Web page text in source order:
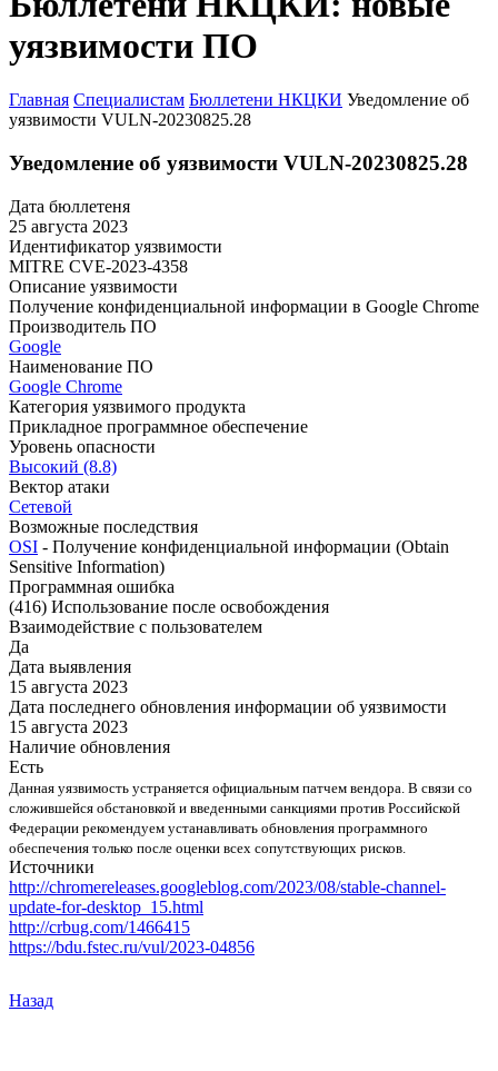
уязвимости ПО
Главная Специалистам Бюллетени НКЦКИ Уведомление об
уязвимости VULN-20230825.28
Уведомление об уязвимости VULN-20230825.28
Дата бюллетеня
25 августа 2023
Идентификатор уязвимости
MITRE CVE-2023-4358
Описание уязвимости
Получение конфиденциальной информации в Google Chrome
Производитель ПО
Google
Наименование ПО
Google Chrome
Категория уязвимого продукта
Прикладное программное обеспечение
Уровень опасности
Высокий (8.8)
Вектор атаки
Сетевой
Возможные последствия
OSI - Получение конфиденциальной информации (Obtain
Sensitive Information)
Программная ошибка
(416) Использование после освобождения
Взаимодействие с пользователем
Да
Дата выявления
15 августа 2023
Дата последнего обновления информации об уязвимости
15 августа 2023
Наличие обновления
Есть
Данная уязвимость устраняется официальным патчем вендора. В связи со
сложившейся обстановкой и введенными санкциями против Российской
Федерации рекомендуем устанавливать обновления программного
обеспечения только после оценки всех сопутствующих рисков.
Источники
http://chromereleases.googleblog.com/2023/08/stable-channel-
update-for-desktop_15.html
http://crbug.com/1466415
https://bdu.fstec.ru/vul/2023-04856
Назад